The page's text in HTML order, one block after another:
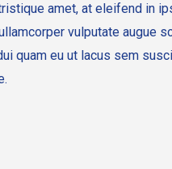
amet, at eleifend in
vulputate augue
quam eu ut lacus sem